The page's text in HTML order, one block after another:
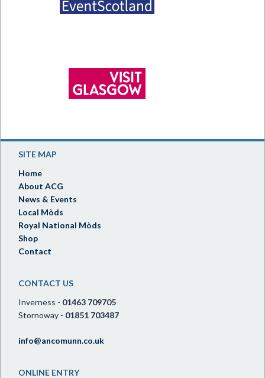
SITE MAP
Home
About ACG
News & Events
Local Mòds
Royal National Mòds
Shop
Contact
CONTACT US
Inverness - 01463 709705
Stornoway - 01851 703487
info@ancomunn.co.uk
ONLINE ENTRY